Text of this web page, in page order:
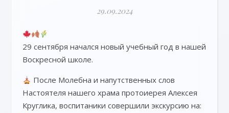
29.09.2024
29 сентября начался новый учебный год в нашей
Воскресной школе.
После Молебна и напутственных слов
Настоятеля нашего храма протоиерея Алексея
Круглика, воспитаники совершили экскурсию на: